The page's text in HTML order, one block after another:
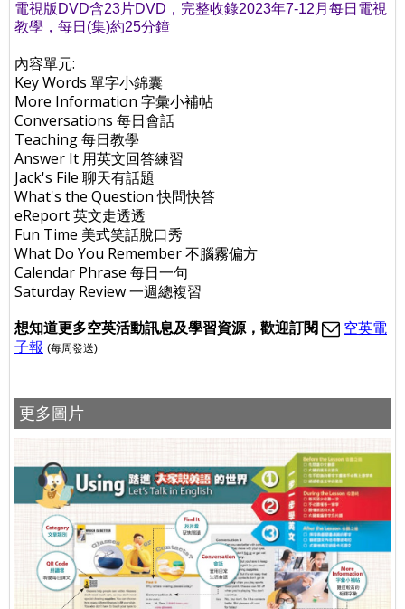
電視版DVD含23片DVD，完整收錄2023年7-12月每日電視
教學，每日(集)約25分鐘
內容單元:
Key Words 單字小錦囊
More Information 字彙小補帖
Conversations 每日會話
Teaching 每日教學
Answer It 用英文回答練習
Jack's File 聊天有話題
What's the Question 快問快答
eReport 英文走透透
Fun Time 美式笑話脫口秀
What Do You Remember 不腦霧偏方
Calendar Phrase 每日一句
Saturday Review 一週總複習
想知道更多空英活動訊息及學習資源，歡迎訂閱
空英電
子報 (每周發送)
更多圖片